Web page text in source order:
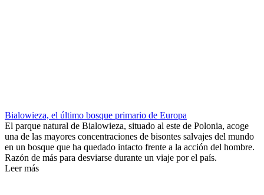
Bialowieza, el último bosque primario de Europa
El parque natural de Bialowieza, situado al este de Polonia, acoge
una de las mayores concentraciones de bisontes salvajes del mundo
en un bosque que ha quedado intacto frente a la acción del hombre.
Razón de más para desviarse durante un viaje por el país.
Leer más